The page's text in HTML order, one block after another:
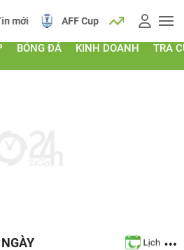
AFF Cup Giá vàng
BÓNG ĐÁ KINH DOANH TRA